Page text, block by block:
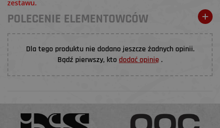
zestawu.
POLECENIE ELEMENTOWCÓW
Dla tego produktu nie dodano jeszcze żadnych opinii.
Bądź pierwszy, kto dodać opinię .